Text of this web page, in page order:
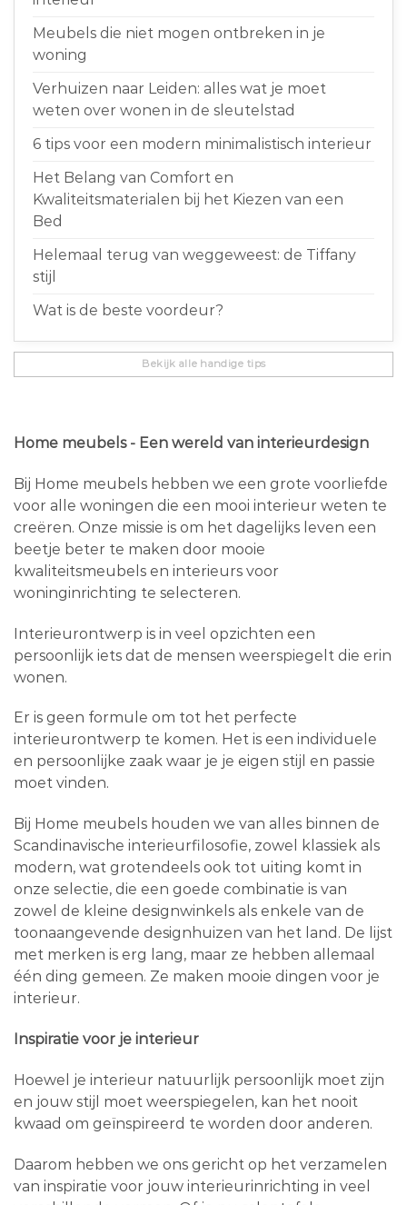
Meubels die niet mogen ontbreken in je
woning
Verhuizen naar Leiden: alles wat je moet
weten over wonen in de sleutelstad
6 tips voor een modern minimalistisch interieur
Het Belang van Comfort en
Kwaliteitsmaterialen bij het Kiezen van een
Bed
Helemaal terug van weggeweest: de Tiffany
stijl
Wat is de beste voordeur?
Bekijk alle handige tips
Home meubels - Een wereld van interieurdesign
Bij Home meubels hebben we een grote voorliefde
voor alle woningen die een mooi interieur weten te
creëren. Onze missie is om het dagelijks leven een
beetje beter te maken door mooie
kwaliteitsmeubels en interieurs voor
woninginrichting te selecteren.
Interieurontwerp is in veel opzichten een
persoonlijk iets dat de mensen weerspiegelt die erin
wonen.
Er is geen formule om tot het perfecte
interieurontwerp te komen. Het is een individuele
en persoonlijke zaak waar je je eigen stijl en passie
moet vinden.
Bij Home meubels houden we van alles binnen de
Scandinavische interieurfilosofie, zowel klassiek als
modern, wat grotendeels ook tot uiting komt in
onze selectie, die een goede combinatie is van
zowel de kleine designwinkels als enkele van de
toonaangevende designhuizen van het land. De lijst
met merken is erg lang, maar ze hebben allemaal
één ding gemeen. Ze maken mooie dingen voor je
interieur.
Inspiratie voor je interieur
Hoewel je interieur natuurlijk persoonlijk moet zijn
en jouw stijl moet weerspiegelen, kan het nooit
kwaad om geïnspireerd te worden door anderen.
Daarom hebben we ons gericht op het verzamelen
van inspiratie voor jouw interieurinrichting in veel